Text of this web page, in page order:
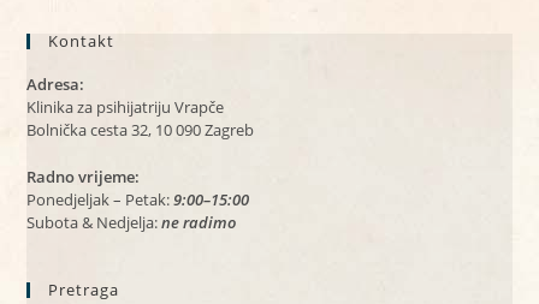
Kontakt
Adresa:
Klinika za psihijatriju Vrapče
Bolnička cesta 32, 10 090 Zagreb
Radno vrijeme:
Ponedjeljak – Petak:9:00–15:00
Subota & Nedjelja:ne radimo
Pretraga